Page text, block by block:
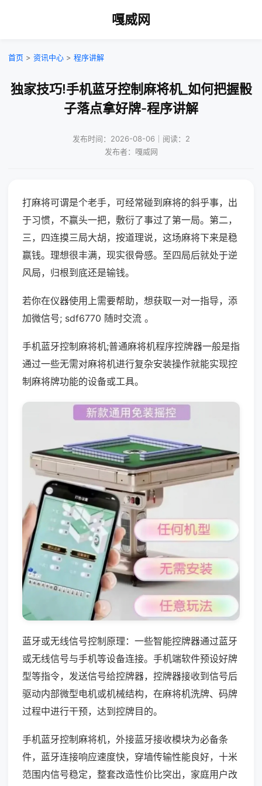
嘎威网
首页 > 资讯中心 > 程序讲解
独家技巧!手机蓝牙控制麻将机_如何把握骰
子落点拿好牌-程序讲解
发布时间：2026-08-06｜阅读：2
发布者：嘎威网
打麻将可谓是个老手，可经常碰到麻将的斜乎事，出
于习惯，不赢头一把，敷衍了事过了第一局。第二，
三，四连摸三局大胡，按道理说，这场麻将下来是稳
赢钱。理想很丰满，现实很骨感。至四局后就处于逆
风局，归根到底还是输钱。
若你在仪器使用上需要帮助，想获取一对一指导，添
加微信号; sdf6770 随时交流 。
手机蓝牙控制麻将机;普通麻将机程序控牌器一般是指
通过一些无需对麻将机进行复杂安装操作就能实现控
制麻将牌功能的设备或工具。
蓝牙或无线信号控制原理：一些智能控牌器通过蓝牙
或无线信号与手机等设备连接。手机端软件预设好牌
型等指令，发送信号给控牌器，控牌器接收到信号后
驱动内部微型电机或机械结构，在麻将机洗牌、码牌
过程中进行干预，达到控牌目的。
手机蓝牙控制麻将机，外接蓝牙接收模块为必备条
件，蓝牙连接响应速度快，穿墙传输性能良好，十米
范围内信号稳定，整套改造性价比突出，家庭用户改